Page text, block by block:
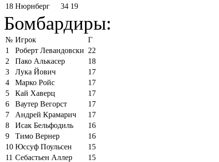
18 Нюрнберг 34 19
Бомбардиры:
№ Игрок
Г
1
Роберт Левандовски 22
2
Пако Алькасер
18
3
Лука Йович
17
4
Марко Ройс
17
5
Кай Хаверц
17
6
Ваутер Вегорст
17
7
Андрей Крамарич
17
8
Исак Бельфодиль
16
9
Тимо Вернер
16
10 Юссуф Поульсен
15
11 Себастьен Аллер
15